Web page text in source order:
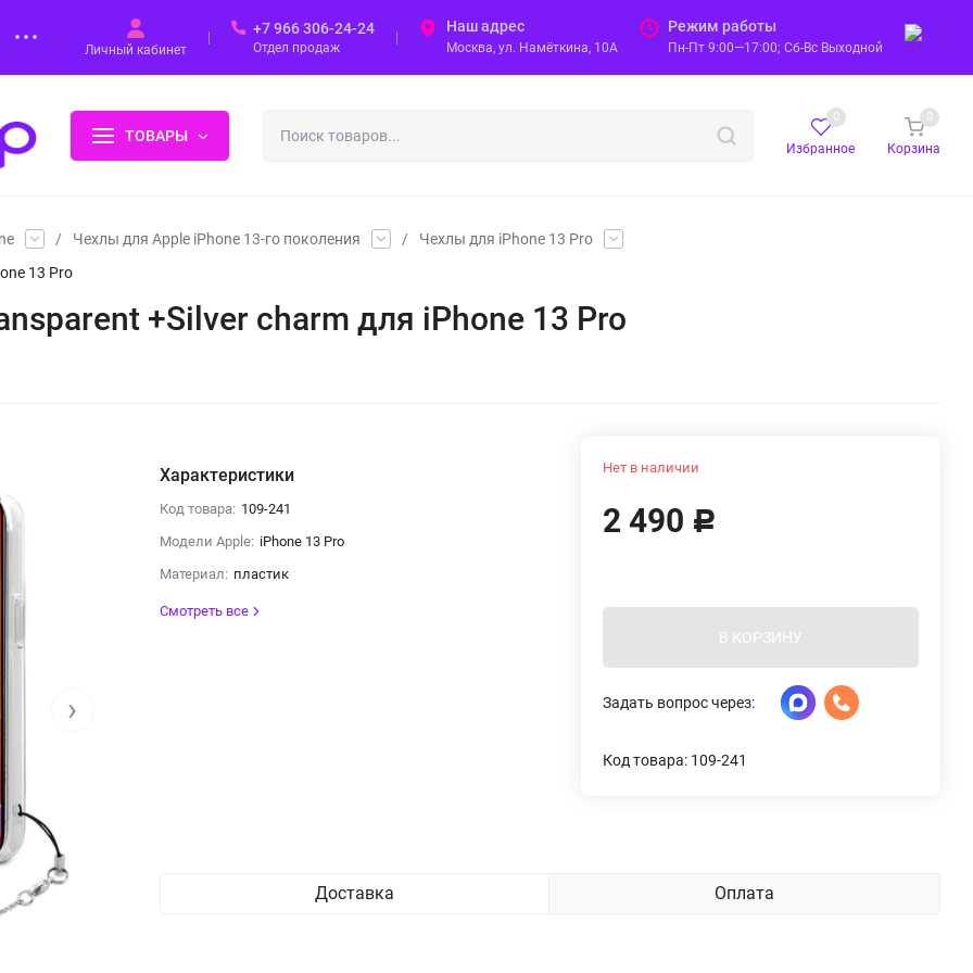
Личный кабинет
+7 966 306-24-24
Отдел продаж
Наш адрес
Москва, ул. Намёткина, 10А
Режим работы
Пн-Пт 9:00—17:00; Сб-Вс Выходной
ТОВАРЫ
Избранное
0
Корзина
0
/ Чехлы для Apple iPhone 13-го поколения /
Чехлы для iPhone 13 Pro
13 Pro
+Silver charm для iPhone 13 Pro
›
Характеристики
Код товара: 109-241
Модели Apple: iPhone 13 Pro
Материал: пластик
Смотреть все
Нет в наличии
2 490 Р
В КОРЗИНУ
Задать вопрос через:
Код товара: 109-241
Доставка Оплата